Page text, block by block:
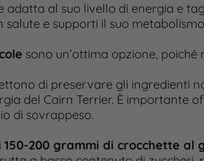
adatta al suo livello di energia e
e supporti il suo
sono un’ottima opzione,
di preservare gli ingredienti
del Cairn Terrier. È importante
di sovrappeso.
150-200 grammi di crocchette al